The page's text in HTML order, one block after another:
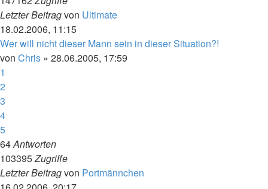
Letzter Beitragvon Ultimate
18.02.2006, 11:15
Wer will nicht dieser Mann sein in dieser Situation?!
von Chris » 28.06.2005, 17:59
1
2
3
4
5
64Antworten
103395Zugriffe
Letzter Beitragvon Portmännchen